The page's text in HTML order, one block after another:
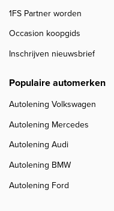
1FS Partner worden
Occasion koopgids
Inschrijven nieuwsbrief
Populaire automerken
Autolening Volkswagen
Autolening Mercedes
Autolening Audi
Autolening BMW
Autolening Ford